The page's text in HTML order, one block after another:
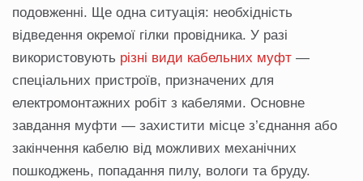
подовженні. Ще одна ситуація: необхідність
відведення окремої гілки провідника. У разі
використовують різні види кабельних муфт —
спеціальних пристроїв, призначених для
електромонтажних робіт з кабелями. Основне
завдання муфти — захистити місце з’єднання або
закінчення кабелю від можливих механічних
пошкоджень, попадання пилу, вологи та бруду.